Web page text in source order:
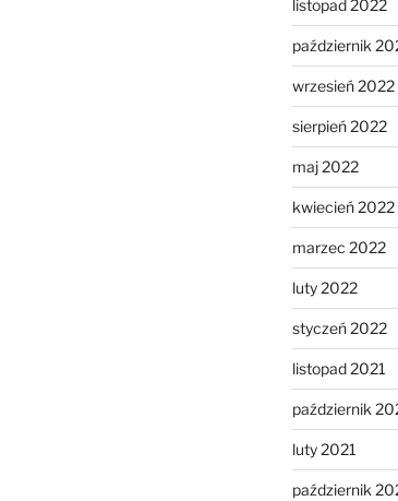
listopad 2022
październik
wrzesień 2022
sierpień 2022
maj 2022
kwiecień 2022
marzec 2022
luty 2022
styczeń 2022
listopad 2021
październik
luty 2021
październik